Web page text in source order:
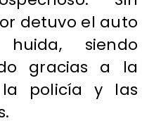
detuvo el auto
siendo
gracias a la
la policía y las